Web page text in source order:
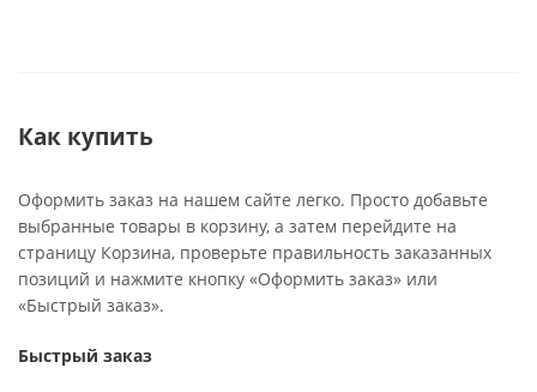
Как купить
Оформить заказ на нашем сайте легко. Просто добавьте
выбранные товары в корзину, а затем перейдите на
страницу Корзина, проверьте правильность заказанных
позиций и нажмите кнопку «Оформить заказ» или
«Быстрый заказ».
Быстрый заказ